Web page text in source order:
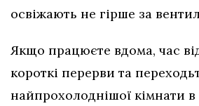
освіжають не гірше за
Якщо працюєте вдома, час
короткі перерви та
найпрохолоднішої кімнати в